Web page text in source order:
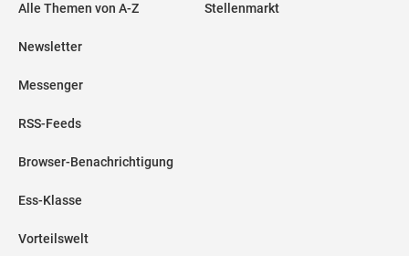
Alle Themen von A-Z
Newsletter
Messenger
RSS-Feeds
Browser-Benachrichtigung
Ess-Klasse
Vorteilswelt
Stellenmarkt